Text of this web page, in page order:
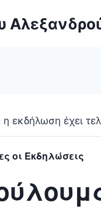
εκδήλωση έχει
οι Εκδηλώσεις